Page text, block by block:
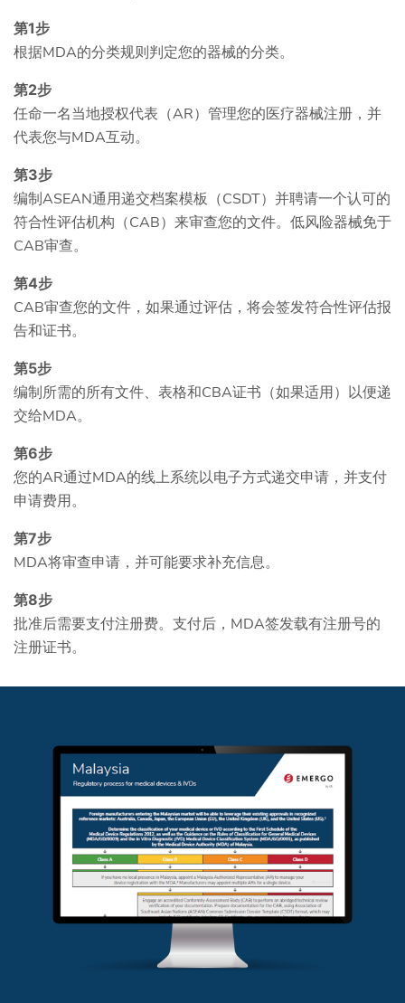
第1步
根据MDA的分类规则判定您的器械的分类。
第2步
任命一名当地授权代表（AR）管理您的医疗器械注册，并
代表您与MDA互动。
第3步
编制ASEAN通用递交档案模板（CSDT）并聘请一个认可的
符合性评估机构（CAB）来审查您的文件。低风险器械免于
CAB审查。
第4步
CAB审查您的文件，如果通过评估，将会签发符合性评估报
告和证书。
第5步
编制所需的所有文件、表格和CBA证书（如果适用）以便递
交给MDA。
第6步
您的AR通过MDA的线上系统以电子方式递交申请，并支付
申请费用。
第7步
MDA将审查申请，并可能要求补充信息。
第8步
批准后需要支付注册费。支付后，MDA签发载有注册号的
注册证书。